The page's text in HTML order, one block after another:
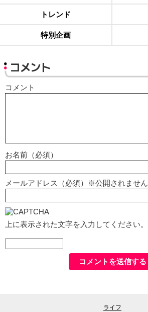
トレンド
特別企画
コメント
コメント
お名前（必須）
メールアドレス（必須）※公開されません
上に表示された文字を入力してください。
ライフ